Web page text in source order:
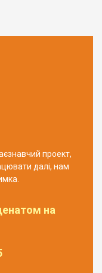
проект,
далі, нам
на